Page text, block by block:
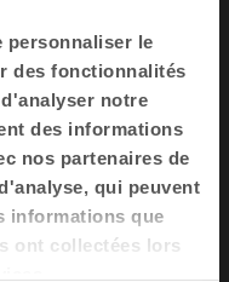
personnaliser le
des fonctionnalités
notre
des informations
nos partenaires de
qui peuvent
informations que
ont collectées lors